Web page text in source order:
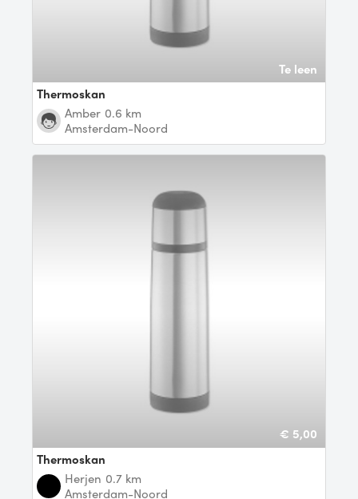
Te leen
Thermoskan
Amber 0.6 km
Amsterdam-Noord
€ 5,00
Thermoskan
Herjen 0.7 km
Amsterdam-Noord